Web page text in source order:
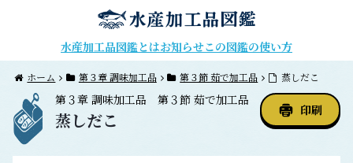
水産加工品図鑑とはお知らせこの図鑑の使い方
ホーム 第３章 調味加工品 第３節 茹で加工品 蒸しだこ
第３章 調味加工品 第３節 茹で加工品
蒸しだこ 印刷